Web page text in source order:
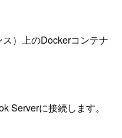
）上のDockerコンテナ
Serverに接続します。